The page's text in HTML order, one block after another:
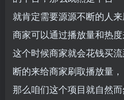
就肯定需要源源不断的人
商家可以通过播放量和热
这个时候商家就会花钱买
断的来给商家刷取播放量，
那么咱们这个项目就自然